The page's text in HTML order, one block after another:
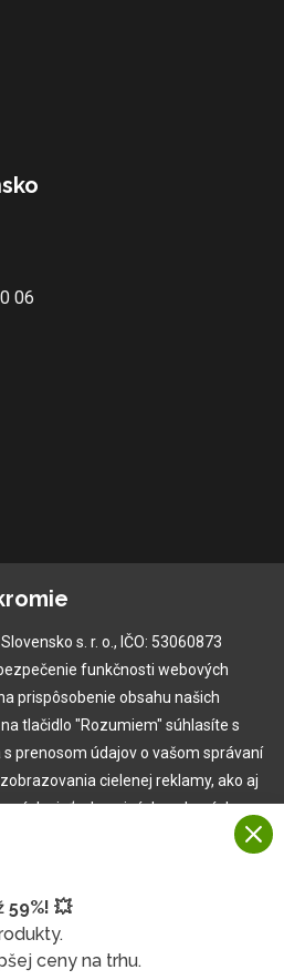
06
59%! 💥
ceny na trhu.
s. r. o., IČO: 53060873
funkčnosti webových
prispôsobenie obsahu našich
tlačidlo "Rozumiem" súhlasíte s
prenosom údajov o vašom správaní
cielenej reklamy, ako aj
sieťach na iných webových
používame niekoľko kategórií